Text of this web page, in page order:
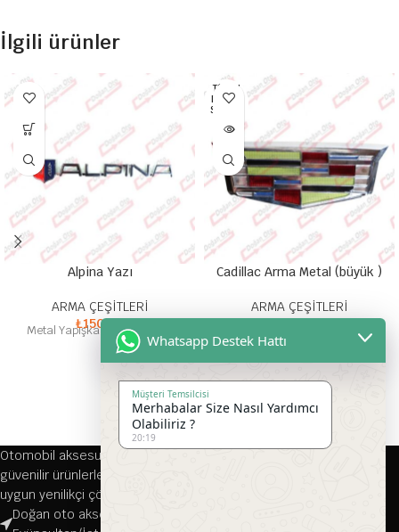
İlgili ürünler
Alpina Yazı
ARMA ÇEŞİTLERİ
₺150,00
Metal Yapışkanlı Yazılı Arma
TÜKEN
DI HEP
SI SATI
Cadillac Arma Metal (büyük )
ARMA ÇEŞİTLERİ
₺45,00
Otomobil aksesuarları alanında 1976 yılından bu yana kaliteli ve
güvenilir ürünlerle hizmet veren firmamız, her türlü aracınıza
uygun yenilikçi çözümler sunmaktadır.
Doğan oto aksesuar, Çırçır, Namık Kemal Cd. 116-118/A, 34070
Whatsapp Destek Hattı
Müşteri Temsilcisi
Merhabalar Size Nasıl Yardımcı
Olabiliriz ?
20:19